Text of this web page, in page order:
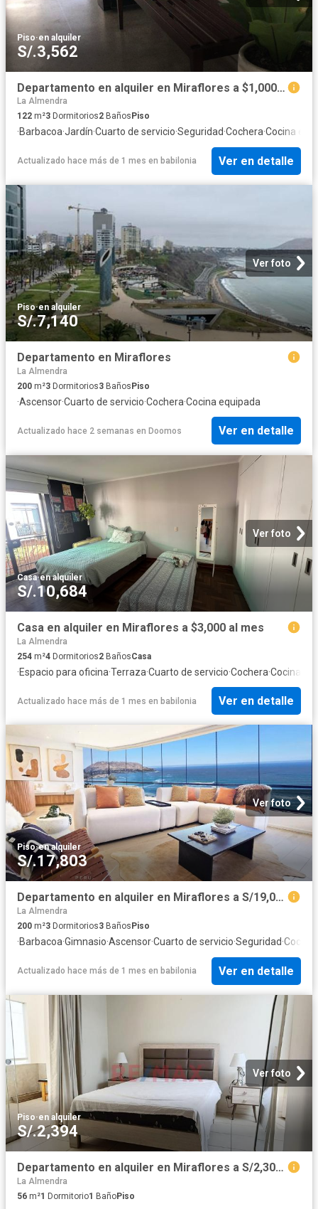
Piso·en alquiler
S/.3,562
Departamento en alquiler en Miraflores a $1,000 al mes
La Almendra
122 m²3 Dormitorios2 Baños Piso
·Barbacoa·Jardín·Cuarto de servicio·Seguridad·Cochera·Cocina
Actualizado hace más de 1 mes en babilonia Ver en detalle
Ver foto
Piso·en alquiler
S/.7,140
Departamento en Miraflores
La Almendra
200 m²3 Dormitorios3 Baños Piso
·Ascensor·Cuarto de servicio·Cochera·Cocina equipada
Actualizado hace 2 semanas en Doomos Ver en detalle
Ver foto
Casa·en alquiler
S/.10,684
Casa en alquiler en Miraflores a $3,000 al mes
La Almendra
254 m²4 Dormitorios2 BañosCasa
·Espacio para oficina·Terraza·Cuarto de servicio·Cochera·Cocina
Actualizado hace más de 1 mes en babilonia Ver en detalle
Ver foto
Piso·en alquiler
S/.17,803
Departamento en alquiler en Miraflores a S/19,000 al mes
La Almendra
200 m²3 Dormitorios3 Baños Piso
·Barbacoa·Gimnasio·Ascensor·Cuarto de servicio·Seguridad·Cocina
Actualizado hace más de 1 mes en babilonia Ver en detalle
Ver foto
Piso·en alquiler
S/.2,394
Departamento en alquiler en Miraflores a S/2,300 al mes
La Almendra
56 m²1 Dormitorio1 BañoPiso